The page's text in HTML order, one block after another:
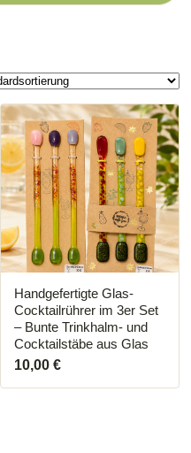
Handgefertigte Glas-
Cocktailrührer im 3er Set
– Bunte Trinkhalm- und
Cocktailstäbe aus Glas
10,00€
Dieses
Produkt
weist
mehrere
Varianten
auf.
Die
Optionen
können
auf
der
Produktseite
gewählt
werden